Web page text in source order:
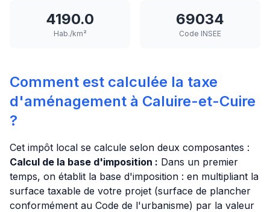
4190.0
Hab./km²
69034
Code INSEE
Comment est calculée la taxe
d'aménagement à Caluire-et-Cuire
?
Cet impôt local se calcule selon deux composantes :
Calcul de la base d'imposition : Dans un premier
temps, on établit la base d'imposition : en multipliant la
surface taxable de votre projet (surface de plancher
conformément au Code de l'urbanisme) par la valeur